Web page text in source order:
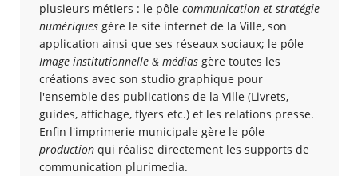
plusieurs métiers : le pôle communication et stratégie
numériquesgère le site internet de la Ville, son
application ainsi que ses réseaux sociaux; le pôle
Image institutionnelle & médiasgère toutes les
créations avec son studio graphique pour
l'ensemble des publications de la Ville (Livrets,
guides, affichage, flyers etc.) et les relations presse.
Enfin l'imprimerie municipale gère le pôle
productionqui réalise directement les supports de
communication plurimedia.